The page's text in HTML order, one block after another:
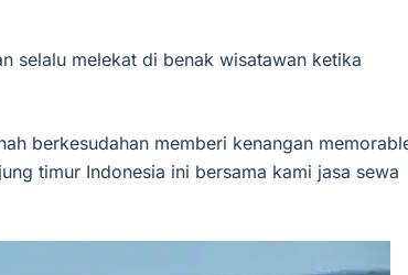
selalu melekat di benak wisatawan ketika
berkesudahan memberi kenangan
timur Indonesia ini bersama kami jasa sewa